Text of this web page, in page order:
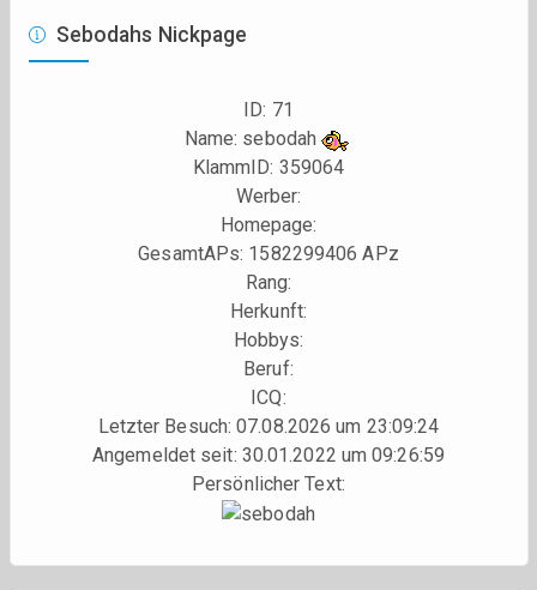
Sebodahs Nickpage
ID: 71
Name: sebodah
KlammID: 359064
Werber:
Homepage:
GesamtAPs: 1582299406 APz
Rang:
Herkunft:
Hobbys:
Beruf:
ICQ:
Letzter Besuch: 07.08.2026 um 23:09:24
Angemeldet seit: 30.01.2022 um 09:26:59
Persönlicher Text: